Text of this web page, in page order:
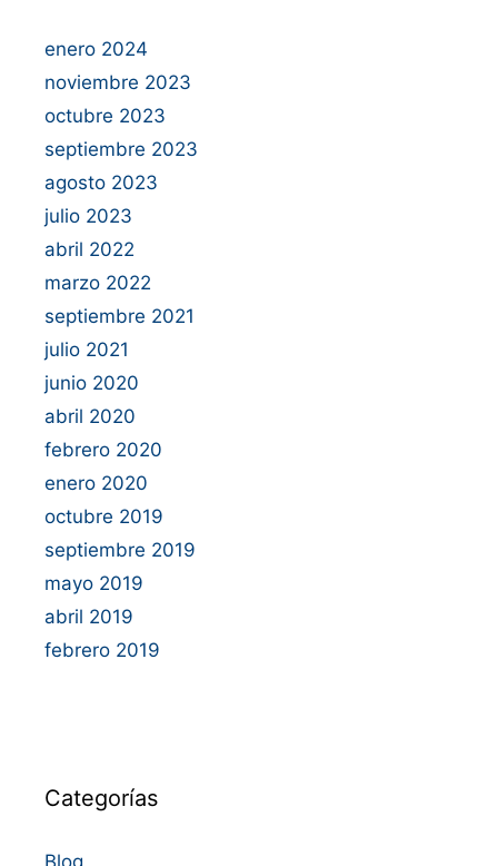
enero 2024
noviembre 2023
octubre 2023
septiembre 2023
agosto 2023
julio 2023
abril 2022
marzo 2022
septiembre 2021
julio 2021
junio 2020
abril 2020
febrero 2020
enero 2020
octubre 2019
septiembre 2019
mayo 2019
abril 2019
febrero 2019
Categorías
Blog